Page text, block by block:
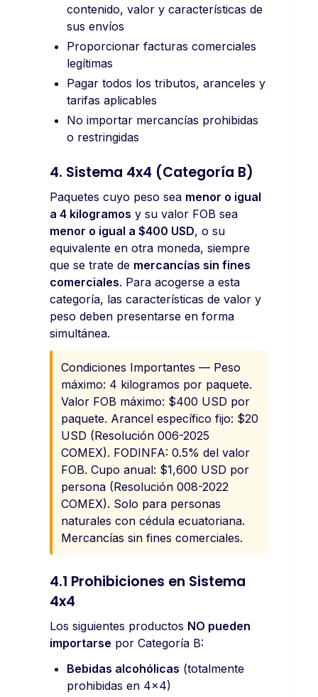
contenido, valor y características de
sus envíos
Proporcionar facturas comerciales
legítimas
Pagar todos los tributos, aranceles y
tarifas aplicables
No importar mercancías prohibidas
o restringidas
4. Sistema 4x4 (Categoría B)
Paquetes cuyo peso sea menor o igual
a 4 kilogramos y su valor FOB sea
menor o igual a $400 USD, o su
equivalente en otra moneda, siempre
que se trate de mercancías sin fines
comerciales. Para acogerse a esta
categoría, las características de valor y
peso deben presentarse en forma
simultánea.
Condiciones Importantes — Peso
máximo: 4 kilogramos por paquete.
Valor FOB máximo: $400 USD por
paquete. Arancel específico fijo: $20
USD (Resolución 006-2025
COMEX). FODINFA: 0.5% del valor
FOB. Cupo anual: $1,600 USD por
persona (Resolución 008-2022
COMEX). Solo para personas
naturales con cédula ecuatoriana.
Mercancías sin fines comerciales.
4.1 Prohibiciones en Sistema
4x4
Los siguientes productos NO pueden
importarse por Categoría B:
Bebidas alcohólicas (totalmente
prohibidas en 4x4)